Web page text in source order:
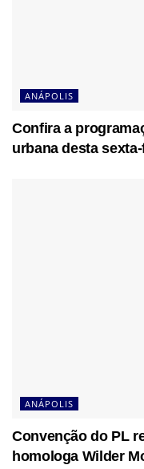
ANÁPOLIS
Confira a
urbana desta
ANÁPOLIS
Convenção do PL
homologa Wilder